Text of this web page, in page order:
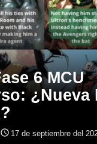
6 MCU
¿Nueva
access_time 17 de septiembre del